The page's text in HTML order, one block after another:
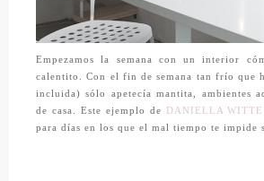
Empezamos la semana con un interior
calentito. Con el fin de semana tan frío que
incluida) sólo apetecía mantita, ambientes
de casa. Este ejemplo de
DANIELLA WITTE
para días en los que el mal tiempo te impide